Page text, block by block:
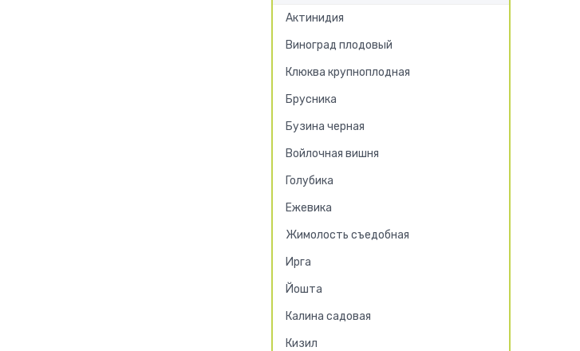
Актинидия
Виноград плодовый
Клюква крупноплодная
Брусника
Бузина черная
Войлочная вишня
Голубика
Ежевика
Жимолость съедобная
Ирга
Йошта
Калина садовая
Кизил